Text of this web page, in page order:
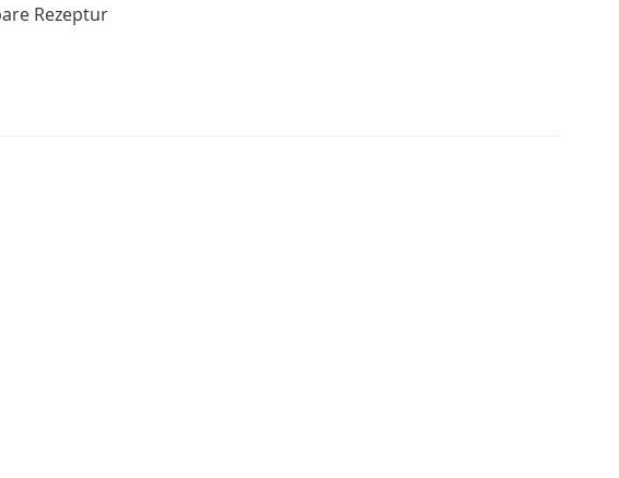
Rezeptur